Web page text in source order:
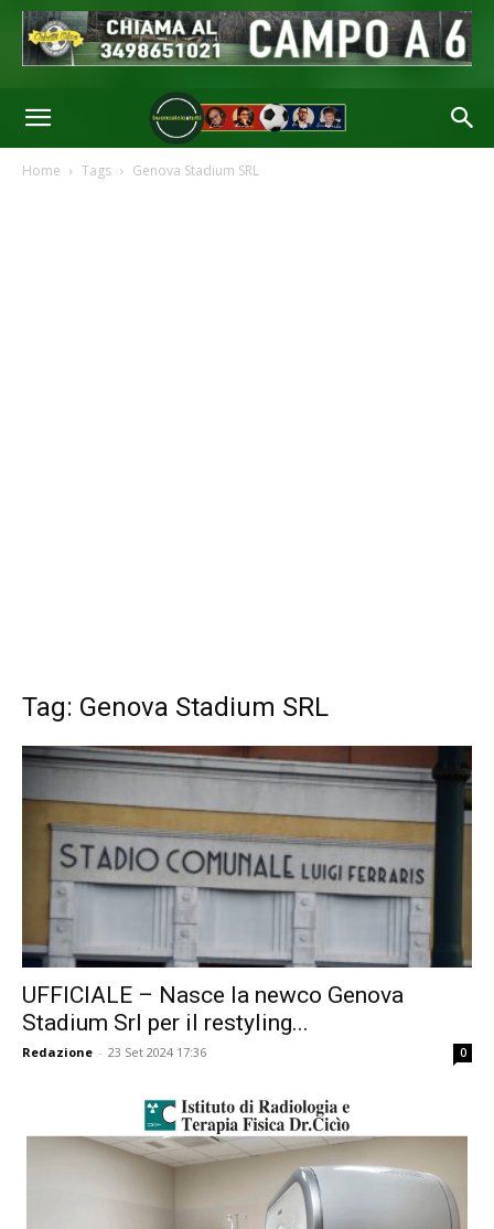
Home Tags Genova Stadium SRL
Tag: Genova Stadium SRL
UFFICIALE – Nasce la newco Genova
Stadium Srl per il restyling...
Redazione - 23 Set 2024 17:36 0